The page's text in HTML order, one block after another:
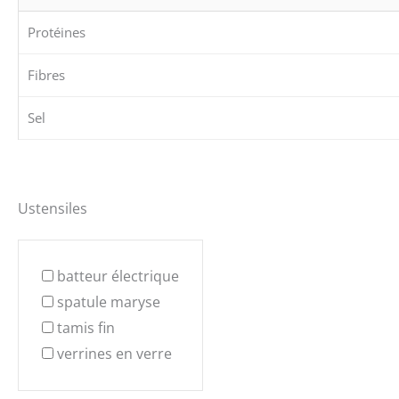
Protéines
Fibres
Sel
Ustensiles
batteur électrique
spatule maryse
tamis fin
verrines en verre